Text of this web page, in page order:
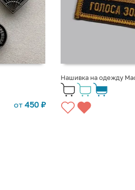
от 450 ₽
Нашивка на одежду